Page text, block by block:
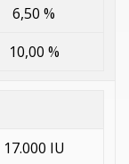
6,50 %
10,00 %
17.000 IU